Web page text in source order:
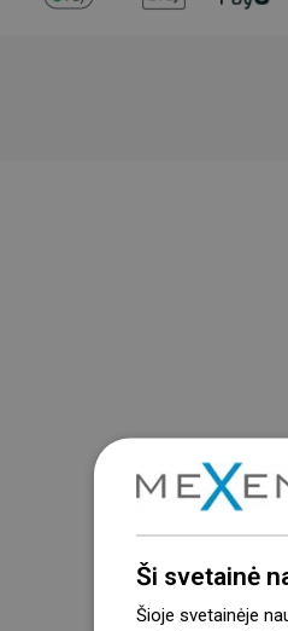
Ši svetainė
Šioje svetainėje